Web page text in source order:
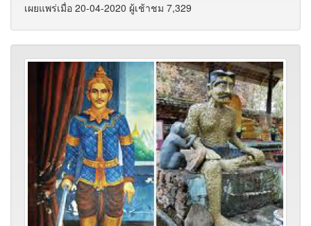
เผยแพร่เมื่อ 20-04-2020 ผู้เช้าชม 7,329